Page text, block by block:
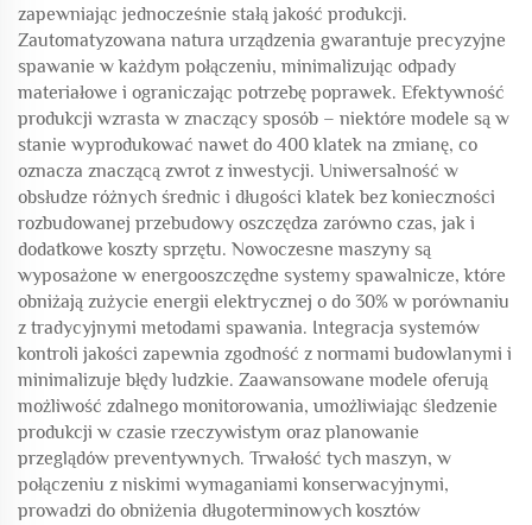
zapewniając jednocześnie stałą jakość produkcji.
Zautomatyzowana natura urządzenia gwarantuje precyzyjne
spawanie w każdym połączeniu, minimalizując odpady
materiałowe i ograniczając potrzebę poprawek. Efektywność
produkcji wzrasta w znaczący sposób – niektóre modele są w
stanie wyprodukować nawet do 400 klatek na zmianę, co
oznacza znaczącą zwrot z inwestycji. Uniwersalność w
obsłudze różnych średnic i długości klatek bez konieczności
rozbudowanej przebudowy oszczędza zarówno czas, jak i
dodatkowe koszty sprzętu. Nowoczesne maszyny są
wyposażone w energooszczędne systemy spawalnicze, które
obniżają zużycie energii elektrycznej o do 30% w porównaniu
z tradycyjnymi metodami spawania. Integracja systemów
kontroli jakości zapewnia zgodność z normami budowlanymi i
minimalizuje błędy ludzkie. Zaawansowane modele oferują
możliwość zdalnego monitorowania, umożliwiając śledzenie
produkcji w czasie rzeczywistym oraz planowanie
przeglądów preventywnych. Trwałość tych maszyn, w
połączeniu z niskimi wymaganiami konserwacyjnymi,
prowadzi do obniżenia długoterminowych kosztów